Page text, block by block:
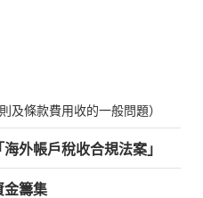
及條款費用收的一般問題）
外帳戶稅收合規法案」
金籌集